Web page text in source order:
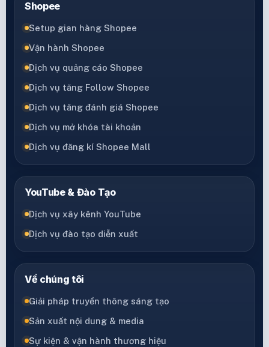
Shopee
Setup gian hàng Shopee
Vận hành Shopee
Dịch vụ quảng cáo Shopee
Dịch vụ tăng Follow Shopee
Dịch vụ tăng đánh giá Shopee
Dịch vụ mở khóa tài khoản
Dịch vụ đăng kí Shopee Mall
YouTube & Đào Tạo
Dịch vụ xây kênh YouTube
Dịch vụ đào tạo diễn xuất
Về chúng tôi
Giải pháp truyền thông sáng tạo
Sản xuất nội dung & media
Sự kiện & vận hành thương hiệu